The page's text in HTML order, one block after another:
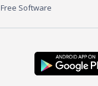
Free Software